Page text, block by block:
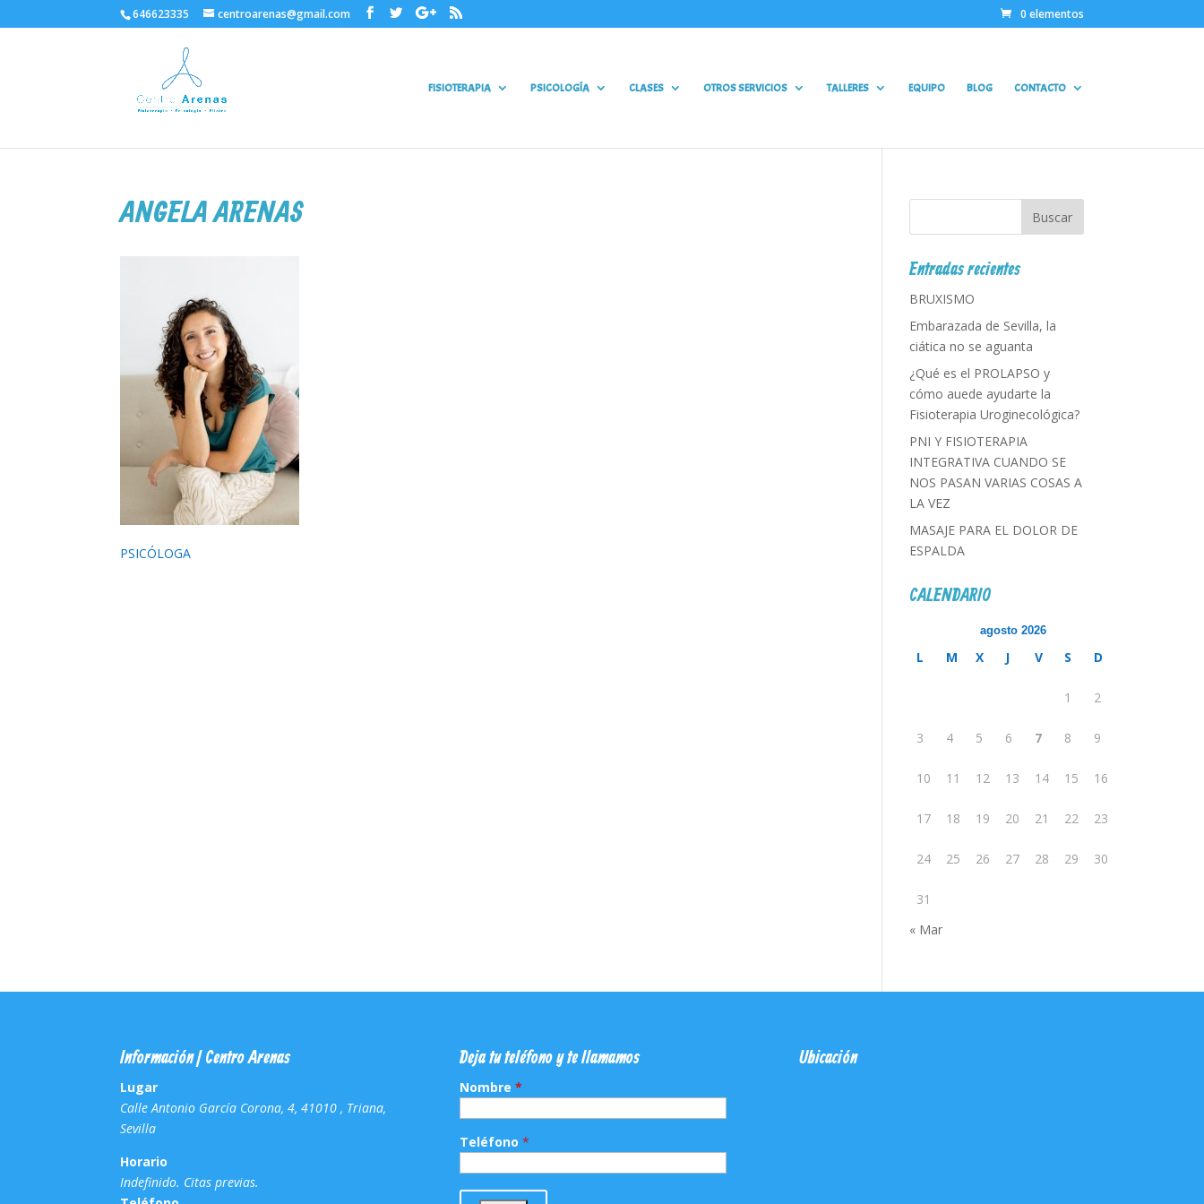
646623335 centroarenas@gmail.com 0 elementos
FISIOTERAPIA PSICOLOGÍA CLASES OTROS SERVICIOS TALLERES EQUIPO BLOG CONTACTO
ANGELA ARENAS
PSICÓLOGA
Entradas recientes
BRUXISMO
Embarazada de Sevilla, la
ciática no se aguanta
¿Qué es el PROLAPSO y
cómo auede ayudarte la
Fisioterapia Uroginecológica?
PNI Y FISIOTERAPIA
INTEGRATIVA CUANDO SE
NOS PASAN VARIAS COSAS A
LA VEZ
MASAJE PARA EL DOLOR DE
ESPALDA
CALENDARIO
agosto 2026
L M X J V S D
1 2
3 4 5 6 7 8 9
10 11 12 13 14 15 16
17 18 19 20 21 22 23
24 25 26 27 28 29 30
31
« Mar
Información | Centro Arenas
Lugar
Calle Antonio García Corona, 4, 41010 , Triana,
Sevilla
Horario
Indefinido. Citas previas.
Deja tu teléfono y te llamamos
Nombre *
Teléfono *
Ubicación